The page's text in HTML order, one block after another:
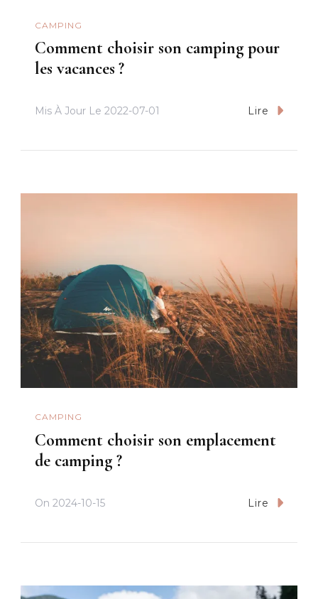
CAMPING
Comment choisir son camping pour
les vacances ?
Mis À Jour Le 2022-07-01 Lire
CAMPING
Comment choisir son emplacement
de camping ?
On 2024-10-15 Lire